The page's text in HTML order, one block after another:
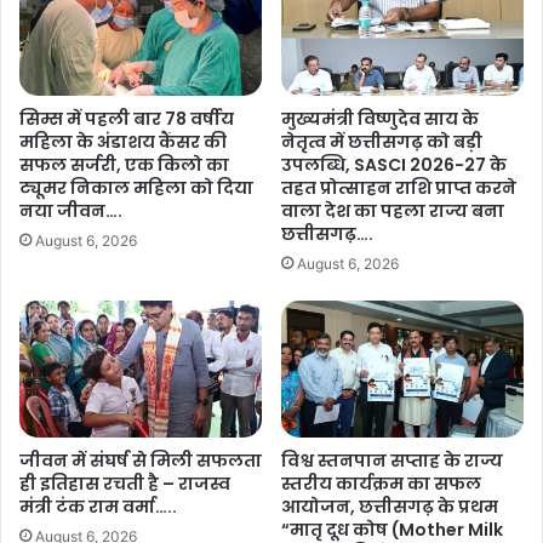
शेयर करें :-
More
स
भा
प
ति
ह
रि
वं
श
ख्य
अ
ति
थि
,
मु
ख्य
मं
त्री
वि
ख
न
ला
ल
दे
वां
ग
न
ने
या
ग
ह
रा
शो
क
…
.
.
सिम्स में पहली बार 78 वर्षीय
महिला के अंडाशय कैंसर की
सफल सर्जरी, एक किलो का
ट्यूमर निकाल महिला को दिया
नया जीवन….
August 6, 2026
मुख्यमंत्री विष्णुदेव साय के
नेतृत्व में छत्तीसगढ़ को बड़ी
उपलब्धि, SASCI 2026-27 के
तहत प्रोत्साहन राशि प्राप्त करने
वाला देश का पहला राज्य बना
छत्तीसगढ़….
August 6, 2026
जीवन में संघर्ष से मिली सफलता
ही इतिहास रचती है – राजस्व
मंत्री टंक राम वर्मा…..
August 6, 2026
विश्व स्तनपान सप्ताह के राज्य
स्तरीय कार्यक्रम का सफल
आयोजन, छत्तीसगढ़ के प्रथम
“मातृ दूध कोष (Mother Milk